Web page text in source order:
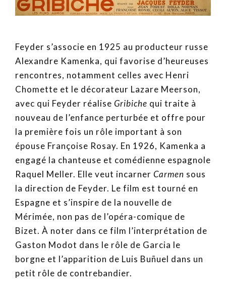
Feyder s’associe en 1925 au producteur russe
Alexandre Kamenka, qui favorise d’heureuses
rencontres, notamment celles avec Henri
Chomette et le décorateur Lazare Meerson,
avec qui Feyder réalise Gribiche qui traite à
nouveau de l’enfance perturbée et offre pour
la première fois un rôle important à son
épouse Françoise Rosay. En 1926, Kamenka a
engagé la chanteuse et comédienne espagnole
Raquel Meller. Elle veut incarner Carmen sous
la direction de Feyder. Le film est tourné en
Espagne et s’inspire de la nouvelle de
Mérimée, non pas de l’opéra-comique de
Bizet. À noter dans ce film l’interprétation de
Gaston Modot dans le rôle de Garcia le
borgne et l’apparition de Luis Buñuel dans un
petit rôle de contrebandier.